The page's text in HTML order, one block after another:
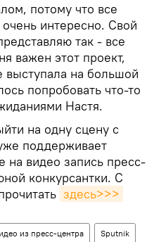
потому что все
интересно. Свой
так - все
важен этот проект,
выступала на большой
попробовать что-то
Настя.
на одну сцену с
поддерживает
на видео запись пресс-
конкурсантки. С
здесь>>>
из пресс-центра Sputnik